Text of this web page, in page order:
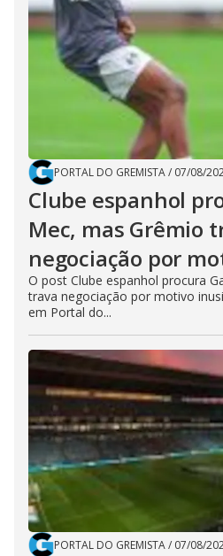
PORTAL DO GREMISTA/ 07/08/
Clube espanhol
Mec, mas Grêmio
negociação por
O post Clube espanhol procura
trava negociação por motivo
em Portal do...
PORTAL DO GREMISTA/ 07/08/